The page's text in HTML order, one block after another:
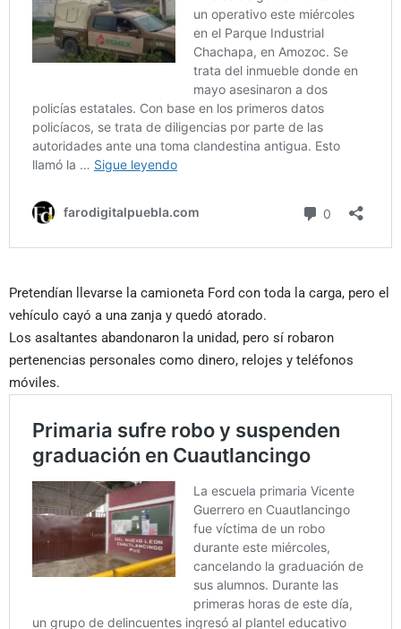
Pretendían llevarse la camioneta Ford con toda la carga, pero el
vehículo cayó a una zanja y quedó atorado.
Los asaltantes abandonaron la unidad, pero sí robaron
pertenencias personales como dinero, relojes y teléfonos
móviles.